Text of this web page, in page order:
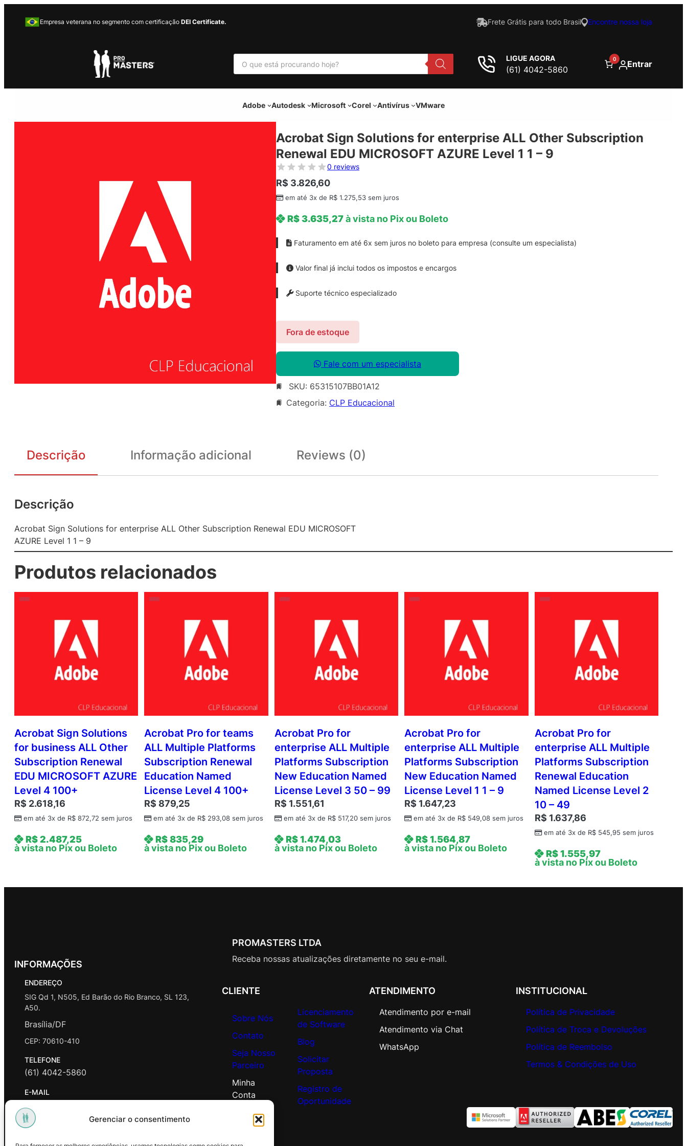
Gerenciar o consentimento
Empresa veterana no segmento com certificação DEI Certificate. Frete Grátis para todo Brasil Encontre nossa loja
P
s
u
r
LIGUE AGORA
(61) 4042-5860
0 Entrar
Adobe Autodesk Microsoft Corel Antivírus VMware
Acrobat Sign Solutions for enterprise ALL Other Subscription
Renewal EDU MICROSOFT AZURE Level 1 1 – 9
0 reviews
R$ 3.826,60
em até 3x de R$ 1.275,53 sem juros
R$3.635,27à vista no Pix ou Boleto
Faturamento em até 6x sem juros no boleto para empresa (consulte um especialista)
Valor final já inclui todos os impostos e encargos
Suporte técnico especializado
Fora de estoque
Fale com um especialista
SKU: 65315107BB01A12
Categoria: CLP Educacional
Descrição Informação adicional Reviews (0)
Descrição
Acrobat Sign Solutions for enterprise ALL Other Subscription Renewal EDU MICROSOFT
AZURE Level 1 1 – 9
Produtos relacionados
Acrobat Sign Solutions
for business ALL Other
Subscription Renewal
EDU MICROSOFT AZURE
Level 4 100+
R$ 2.618,16
em até 3x de R$ 872,72 sem juros
R$2.487,25
à vista no Pix ou Boleto
Acrobat Pro for teams
ALL Multiple Platforms
Subscription Renewal
Education Named
License Level 4 100+
R$ 879,25
em até 3x de R$ 293,08 sem juros
R$835,29
à vista no Pix ou Boleto
Acrobat Pro for
enterprise ALL Multiple
Platforms Subscription
New Education Named
License Level 3 50 – 99
R$ 1.551,61
em até 3x de R$517,20sem juros
R$1.474,03
à vista no Pix ou Boleto
Acrobat Pro for
enterprise ALL Multiple
Platforms Subscription
New Education Named
License Level 1 1 – 9
R$ 1.647,23
em até 3x de R$ 549,08 sem juros
R$1.564,87
à vista no Pix ou Boleto
Acrobat Pro for
enterprise ALL Multiple
Platforms Subscription
Renewal Education
Named License Level 2
10 – 49
R$ 1.637,86
em até 3x de R$545,95 sem juros
R$1.555,97
à vista no Pix ou Boleto
INFORMAÇÕES
ENDEREÇO
SIG Qd 1, N505, Ed Barão do Rio Branco, SL 123,
A50.
Brasília/DF
CEP: 70610-410
TELEFONE
(61) 4042-5860
E-MAIL
contato@promasters.net.br
HORÁRIO DE ATENDIMENTO
PROMASTERS LTDA
Receba nossas atualizações diretamente no seu e-mail.
CLIENTE
Sobre Nós
Contato
Seja Nosso
Parceiro
Minha
Conta
Licenciamento
de Software
Blog
Solicitar
Proposta
Registro de
Oportunidade
ATENDIMENTO
Atendimento por e-mail
Atendimento via Chat
WhatsApp
INSTITUCIONAL
Política de Privacidade
Política de Troca e Devoluções
Política de Reembolso
Termos & Condições de Uso